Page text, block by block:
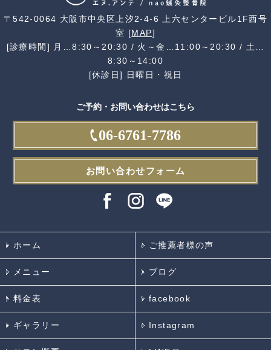
〒542-0064 大阪市中央区上汐2-4-6 上六センタービル1F西号
室 [MAP]
[診療時間] 月…8:30～20:30 / 火～金…11:00～20:30 / 土…
8:30～14:00
[休診日] 日曜日・祝日
ご予約・お問い合わせはこちら
06-6761-7786
お問い合わせフォーム
ホーム ご推薦者様の声
メニュー ブログ
料金表 facebook
ギャラリー Instagram